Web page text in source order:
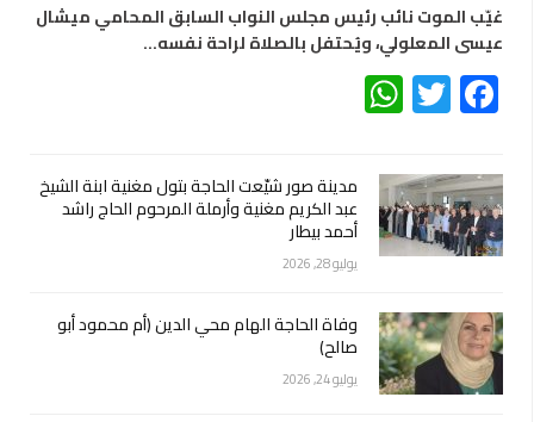
غيّب الموت نائب رئيس مجلس النواب السابق المحامي ميشال
عيسى المعلولي، ويُحتفل بالصلاة لراحة نفسه…
Facebook
Twitter
مدينة صور شيّعت الحاجة بتول مغنية ابنة الشيخ
عبد الكريم مغنية وأرملة المرحوم الحاج راشد
أحمد بيطار
يوليو 28, 2026
وفاة الحاجة الهام محي الدين (أم محمود أبو
صالح)
يوليو 24, 2026